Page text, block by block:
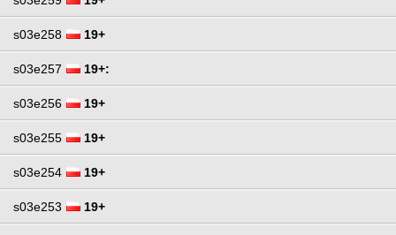
s03e258 19+
s03e257 19+:
s03e256 19+
s03e255 19+
s03e254 19+
s03e253 19+